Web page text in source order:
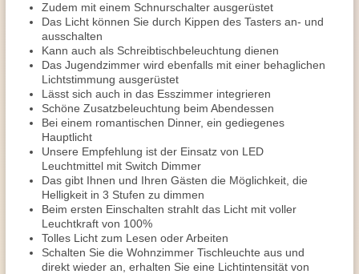
Zudem mit einem Schnurschalter ausgerüstet
Das Licht können Sie durch Kippen des Tasters an- und
ausschalten
Kann auch als Schreibtischbeleuchtung dienen
Das Jugendzimmer wird ebenfalls mit einer behaglichen
Lichtstimmung ausgerüstet
Lässt sich auch in das Esszimmer integrieren
Schöne Zusatzbeleuchtung beim Abendessen
Bei einem romantischen Dinner, ein gediegenes
Hauptlicht
Unsere Empfehlung ist der Einsatz von LED
Leuchtmittel mit Switch Dimmer
Das gibt Ihnen und Ihren Gästen die Möglichkeit, die
Helligkeit in 3 Stufen zu dimmen
Beim ersten Einschalten strahlt das Licht mit voller
Leuchtkraft von 100%
Tolles Licht zum Lesen oder Arbeiten
Schalten Sie die Wohnzimmer Tischleuchte aus und
direkt wieder an, erhalten Sie eine Lichtintensität von